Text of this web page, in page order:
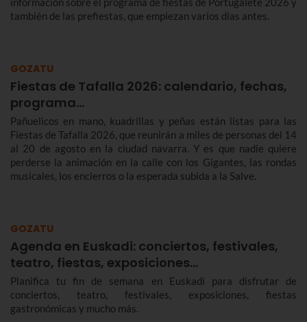
también de las prefiestas, que empiezan varios días antes.
GOZATU
Fiestas de Tafalla 2026: calendario, fechas,
programa…
Pañuelicos en mano, kuadrillas y peñas están listas para las
Fiestas de Tafalla 2026, que reunirán a miles de personas del 14
al 20 de agosto en la ciudad navarra. Y es que nadie quiere
perderse la animación en la calle con los Gigantes, las rondas
musicales, los encierros o la esperada subida a la Salve.
GOZATU
Agenda en Euskadi: conciertos, festivales,
teatro, fiestas, exposiciones…
Planifica tu fin de semana en Euskadi para disfrutar de
conciertos, teatro, festivales, exposiciones, fiestas
gastronómicas y mucho más.